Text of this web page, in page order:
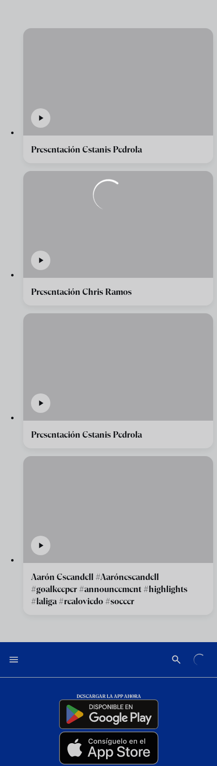
Presentación Estanis Pedrola
Presentación Chris Ramos
Presentación Estanis Pedrola
Aarón Escandell #Aarónescandell
#goalkeeper #announcement #highlights
#laliga #realoviedo #soccer
DESCARGAR LA APP AHORA